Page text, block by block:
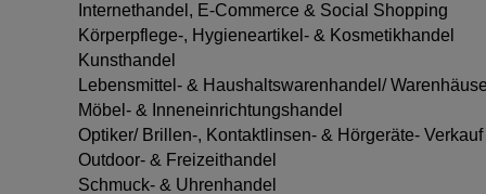
Internethandel, E-Commerce & Social Shopping
Körperpflege-, Hygieneartikel- & Kosmetikhandel
Kunsthandel
Lebensmittel- & Haushaltswarenhandel/
Möbel- & Inneneinrichtungshandel
Optiker/ Brillen-, Kontaktlinsen- & Hörgeräte- Verkauf
Outdoor- & Freizeithandel
Schmuck- & Uhrenhandel